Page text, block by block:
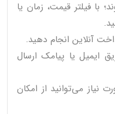
با فیلتر قیمت، زمان یا
ایمیل یا پیامک ارسال
می‌توانید از امکان